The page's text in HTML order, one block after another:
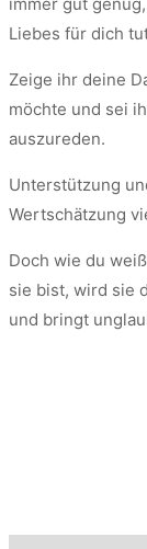
Liebes für dich
Zeige ihr deine
möchte und sei
auszureden.
Unterstützung
Wertschätzung
Doch wie du
sie bist, wird sie
und bringt